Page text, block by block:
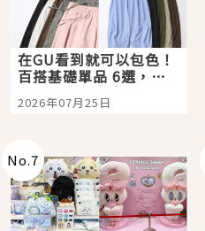
在GU看到就可以包色！
百搭基礎單品 6選，閉
眼全收也不心疼
2026年07月25日
No.7